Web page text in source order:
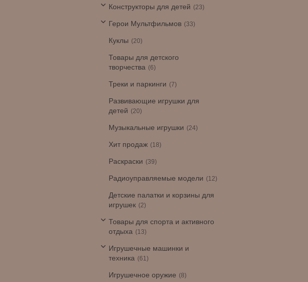
Конструкторы для детей 23
Герои Мультфильмов 33
Куклы 20
Товары для детского
творчества
6
Треки и паркинги 7
Развивающие игрушки для
детей
20
Музыкальные игрушки 24
Хит продаж 18
Раскраски 39
Радиоуправляемые модели 12
Детские палатки и корзины для
игрушек
2
Товары для спорта и активного
отдыха
13
Игрушечные машинки и
техника
61
Игрушечное оружие 8